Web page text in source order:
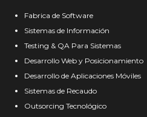
Fabrica de Software
Sistemas de Información
Testing & QA Para Sistemas
Desarrollo Web y Posicionamiento
Desarrollo de Aplicaciones Móviles
Sistemas de Recaudo
Outsorcing Tecnológico